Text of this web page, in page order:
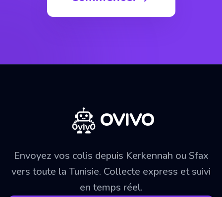
OVIVO
Envoyez vos colis depuis Kerkennah ou Sfax
vers toute la Tunisie. Collecte express et suivi
en temps réel.